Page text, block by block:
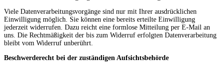
Viele Datenverarbeitungsvorgänge sind nur mit Ihrer ausdrücklichen
Einwilligung möglich. Sie können eine bereits erteilte Einwilligung
jederzeit widerrufen. Dazu reicht eine formlose Mitteilung per E-Mail an
uns. Die Rechtmäßigkeit der bis zum Widerruf erfolgten Datenverarbeitung
bleibt vom Widerruf unberührt.
Beschwerderecht bei der zuständigen Aufsichtsbehörde